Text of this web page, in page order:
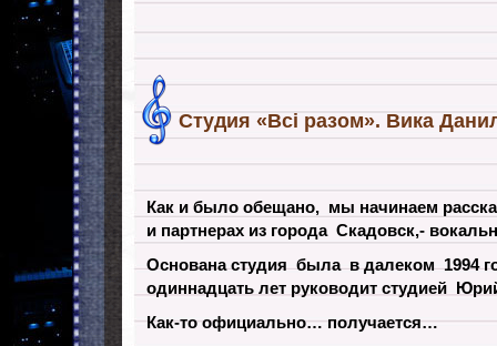
Студия «Всі разом». Вика
Как и было обещано, мы начинаем
и партнерах из города Скадовск,-
Основана студия была в далеком 1994
одиннадцать лет руководит студией
Как-то официально… получается…